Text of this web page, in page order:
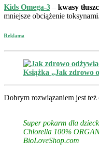
Kids Omega-3 – kwasy
mniejsze obciążenie toksynami.
Reklama
Książka „Jak zdrowo
Dobrym rozwiązaniem jest
Super pokarm dla
Chlorella 100%
BioLoveShop.com